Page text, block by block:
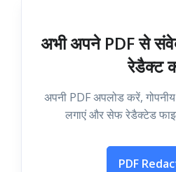
अभी अपने PDF से
रेडैक्ट
अपनी PDF अपलोड करें,
लगाएं और सेफ रेडैक्टेड
PDF